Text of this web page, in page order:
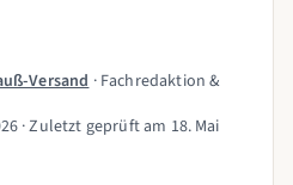
Versand· Fachredaktion &
· Zuletzt geprüft am 18. Mai